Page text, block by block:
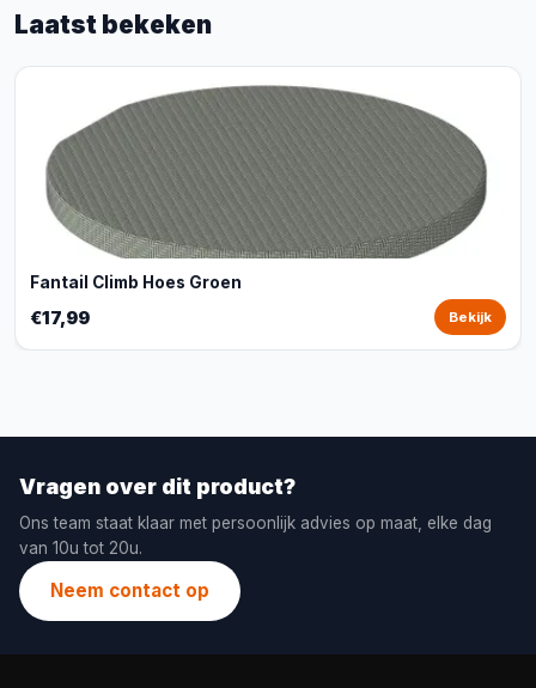
Laatst bekeken
Fantail Climb Hoes Groen
€17,99 Bekijk
Vragen over dit product?
Ons team staat klaar met persoonlijk advies op maat, elke dag
van 10u tot 20u.
Neem contact op